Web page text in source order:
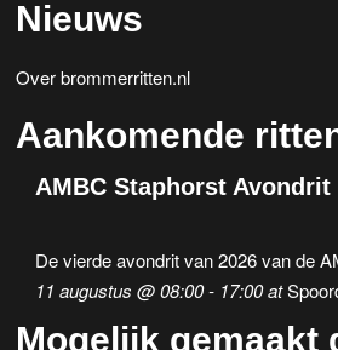
Nieuws
Over brommerritten.nl
Aankomende
AMBC Staphorst Avondrit
De vierde avondrit van 2026 van de
11 augustus @ 08:00- 17:00at
Mogelijk gemaakt